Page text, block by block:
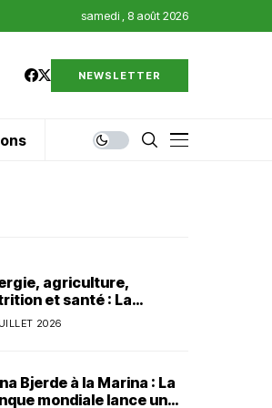
samedi , 8 août 2026
NEWSLETTER
agriculture,
et santé : La
mondiale injecte 320
2026
Bjerde à la Marina : La
mondiale lance un